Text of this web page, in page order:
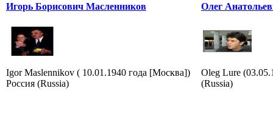
Игорь Борисович Масленников
Igor Maslennikov ( 10.01.1940 года [Москва])
Россия (Russia)
Олег
Oleg Lure
(Russia)